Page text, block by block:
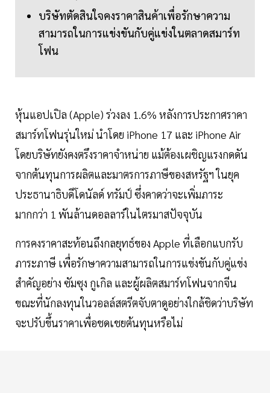
บริษัทตัดสินใจคงราคาสินค้าเพื่อรักษาความ
สามารถในการแข่งขันกับคู่แข่งในตลาดสมาร์ท
โฟน
หุ้นแอปเปิล (Apple) ร่วงลง 1.6% หลังการประกาศราคา
สมาร์ทโฟนรุ่นใหม่ นำโดย iPhone 17 และ iPhone Air
โดยบริษัทยังคงตรึงราคาจำหน่าย แม้ต้องเผชิญแรงกดดัน
จากต้นทุนการผลิตและมาตรการภาษีของสหรัฐฯ ในยุค
ประธานาธิบดีโดนัลด์ ทรัมป์ ซึ่งคาดว่าจะเพิ่มภาระ
มากกว่า 1 พันล้านดอลลาร์ในไตรมาสปัจจุบัน
การคงราคาสะท้อนถึงกลยุทธ์ของ Apple ที่เลือกแบกรับ
ภาระภาษี เพื่อรักษาความสามารถในการแข่งขันกับคู่แข่ง
สำคัญอย่าง ซัมซุง กูเกิล และผู้ผลิตสมาร์ทโฟนจากจีน
ขณะที่นักลงทุนในวอลล์สตรีตจับตาดูอย่างใกล้ชิดว่าบริษัท
จะปรับขึ้นราคาเพื่อชดเชยต้นทุนหรือไม่